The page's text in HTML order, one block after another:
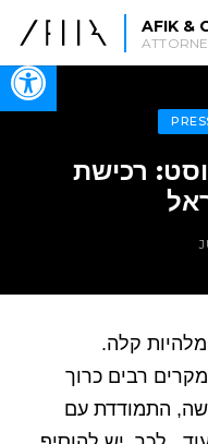
Open toolbar
AFIK &
רכישת
קלה.
רבים כרוך
התמודדת עם